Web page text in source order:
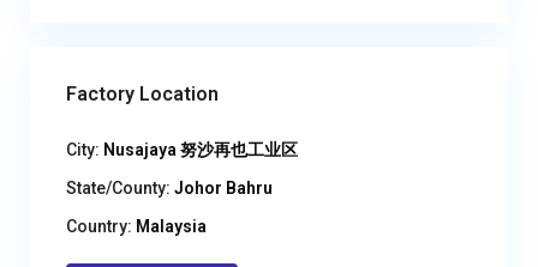
Factory Location
City: Nusajaya 努沙再也工业区
State/County: Johor Bahru
Country: Malaysia